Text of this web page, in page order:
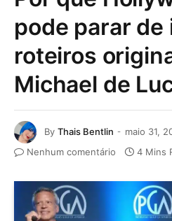
pode parar de
roteiros
Michael de
By Thais Bentlin
maio 31,
Nenhum comentário
4 Mins